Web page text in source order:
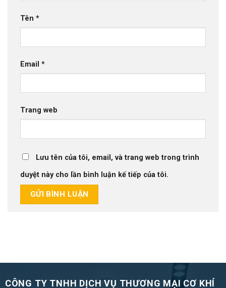
Tên *
Email *
Trang web
Lưu tên của tôi, email, và trang web trong trình
duyệt này cho lần bình luận kế tiếp của tôi.
CÔNG TY TNHH DỊCH VỤ THƯƠNG MẠI CƠ KHÍ